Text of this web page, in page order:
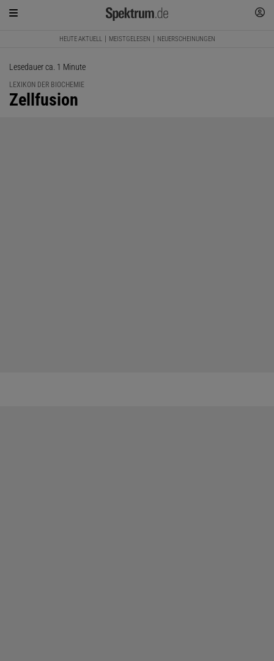
HEUTE AKTUELL MEISTGELESEN NEUERSCHEINUNGEN
Lesedauer ca. 1 Minute
LEXIKON DER BIOCHEMIE
:
Zellfusion